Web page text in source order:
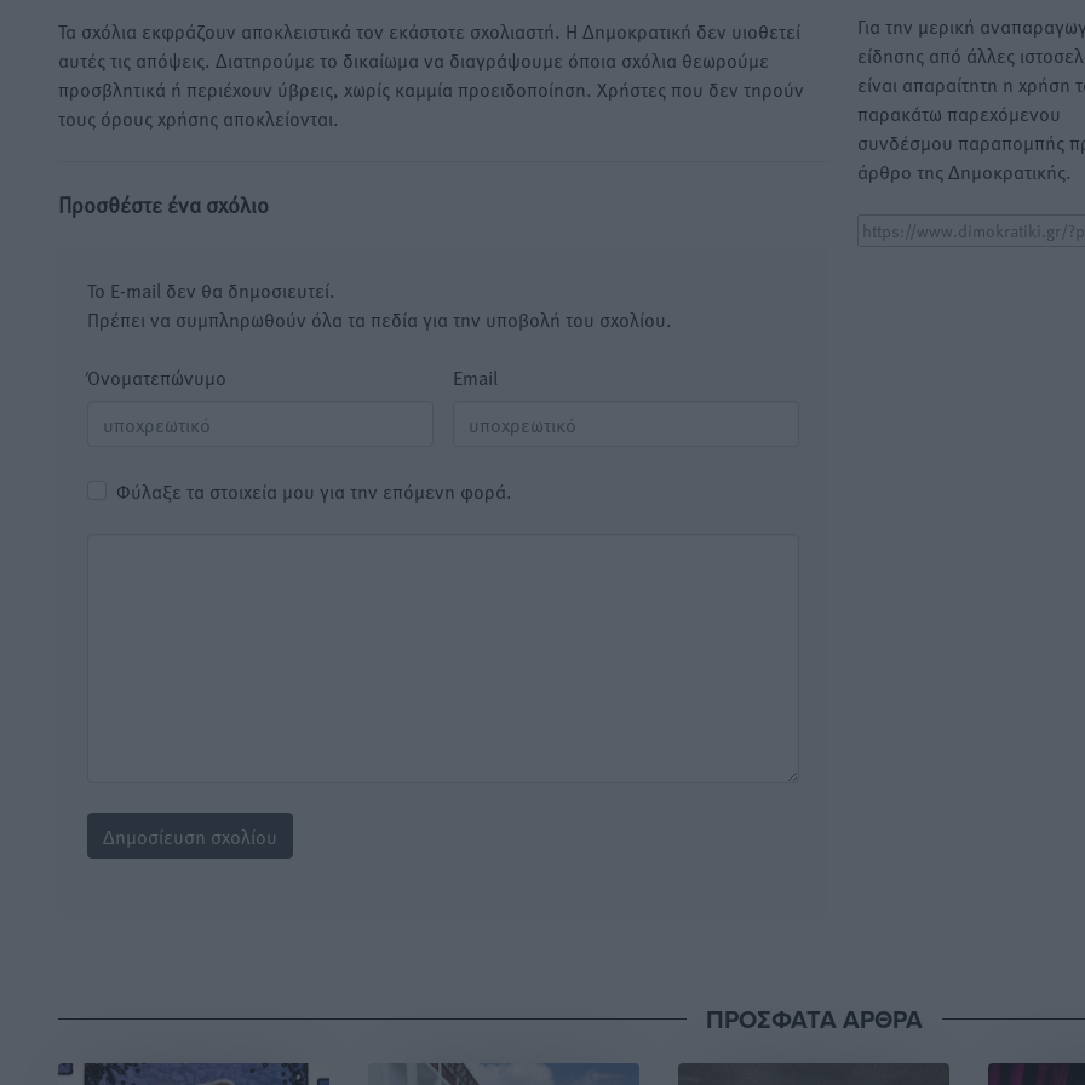
Τα σχόλια εκφράζουν αποκλειστικά τον εκάστοτε σχολιαστή. Η Δημοκρατική δεν υιοθετεί
αυτές τις απόψεις. Διατηρούμε το δικαίωμα να διαγράψουμε όποια σχόλια θεωρούμε
προσβλητικά ή περιέχουν ύβρεις, χωρίς καμμία προειδοποίηση. Χρήστες που δεν τηρούν
τους όρους χρήσης αποκλείονται.
Προσθέστε ένα σχόλιο
Το E-mail δεν θα δημοσιευτεί.
Πρέπει να συμπληρωθούν όλα τα πεδία για την υποβολή του σχολίου.
Όνοματεπώνυμο Email
Φύλαξε τα στοιχεία μου για την επόμενη φορά.
Για την μερική
είδησης από άλλες
είναι απαραίτητη η χρήση
παρακάτω παρεχόμενου
συνδέσμου παραπομπής
άρθρο της Δημοκρατικής.
ΠΡΟΣΦΑΤΑ ΑΡΘΡΑ